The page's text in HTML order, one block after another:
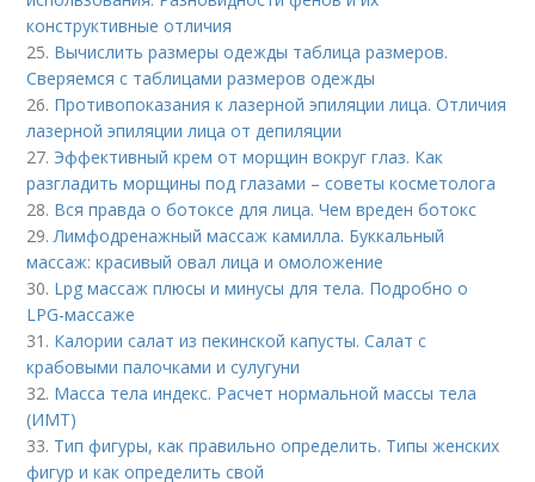
конструктивные отличия
25. Вычислить размеры одежды таблица размеров.
Сверяемся с таблицами размеров одежды
26. Противопоказания к лазерной эпиляции лица. Отличия
лазерной эпиляции лица от депиляции
27. Эффективный крем от морщин вокруг глаз. Как
разгладить морщины под глазами – советы косметолога
28. Вся правда о ботоксе для лица. Чем вреден ботокс
29.Лимфодренажный массаж камилла. Буккальный
массаж: красивый овал лица и омоложение
30. Lpg массаж плюсы и минусы для тела. Подробно о
LPG-массаже
31. Калории салат из пекинской капусты. Салат с
крабовыми палочками и сулугуни
32. Масса тела индекс. Расчет нормальной массы тела
(ИМТ)
33. Тип фигуры, как правильно определить. Типы женских
фигур и как определить свой